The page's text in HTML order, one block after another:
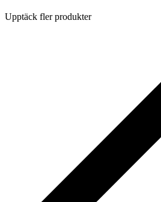
Upptäck fler produkter